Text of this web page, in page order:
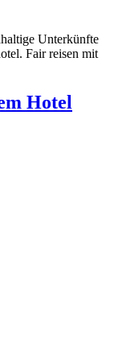
Unterkünfte
Fair reisen mit
Hotel